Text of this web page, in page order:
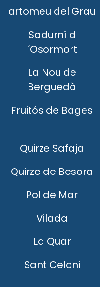
artomeu del Grau
Sadurní d
´Osormort
La Nou de
Berguedà
Fruitós de Bages
Quirze Safaja
Quirze de Besora
Pol de Mar
Vilada
La Quar
Sant Celoni